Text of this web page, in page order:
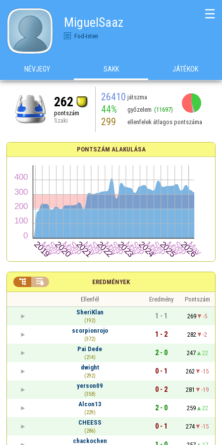
MiguelSaaz
Fod-Isten
☰
NÉVJEGY SAKK JÁTÉKOK
262
pontszám
Szaki
26410 játszma
44% győzelem (11697)
299 ellenfelek átlagos pontszáma
PONTSZÁM ALAKULÁSA
EREDMÉNYEK
 
Ellenfél Eredmény
Pontszám
SheriKlan
(192)
1 - 1 269
-5
scorpionrojo
(372)
1 - 2 282
-2
Pai Dede
(214)
2 - 0 247
22
dwight
(292)
0 - 1 262
-15
yerson09
(358)
0 - 2 281
-19
Alcon13
(229)
2 - 0 259
22
CHEESS
(286)
0 - 1 274
-15
chackochen